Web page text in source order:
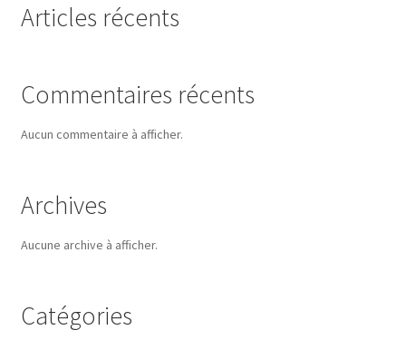
Articles récents
Commentaires récents
Aucun commentaire à afficher.
Archives
Aucune archive à afficher.
Catégories